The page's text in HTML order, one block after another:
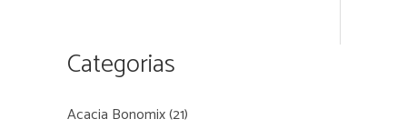
Categorias
Acacia Bonomix(21)